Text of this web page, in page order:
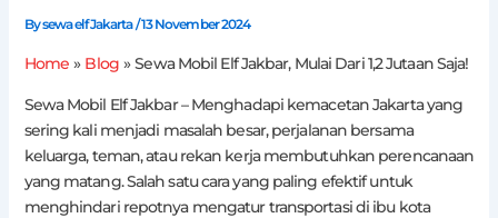
Bysewa elf Jakarta/13 November 2024
Home Blog Sewa Mobil Elf Jakbar, Mulai Dari 1,2 Jutaan Saja!
Sewa Mobil Elf Jakbar – Menghadapi kemacetan Jakarta yang
sering kali menjadi masalah besar, perjalanan bersama
keluarga, teman, atau rekan kerja membutuhkan perencanaan
yang matang. Salah satu cara yang paling efektif untuk
menghindari repotnya mengatur transportasi di ibu kota